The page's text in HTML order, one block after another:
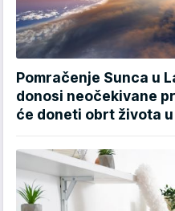
Pomračenje Sunca u
donosi neočekivane
će doneti obrt života